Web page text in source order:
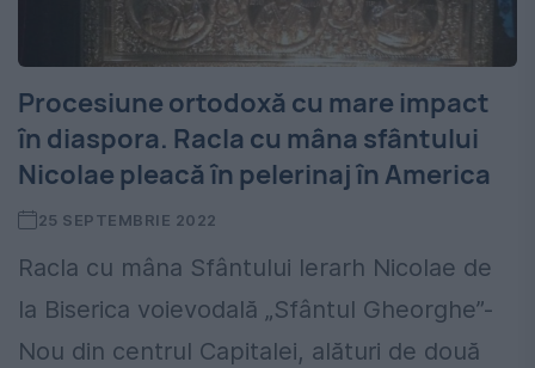
Procesiune ortodoxă cu mare impact
în diaspora. Racla cu mâna sfântului
Nicolae pleacă în pelerinaj în America
25 SEPTEMBRIE 2022
Racla cu mâna Sfântului Ierarh Nicolae de
la Biserica voievodală „Sfântul Gheorghe”-
Nou din centrul Capitalei, alături de două